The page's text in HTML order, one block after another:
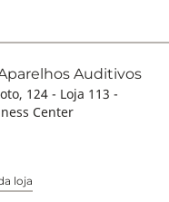
Auditivos
124 - Loja 113 -
Center
loja